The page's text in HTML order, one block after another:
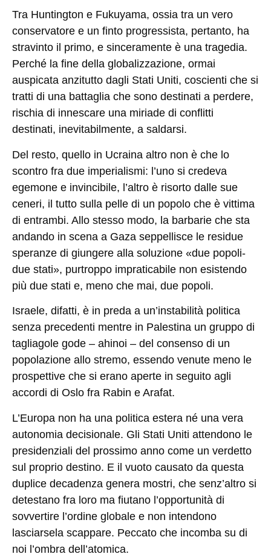
Tra Huntington e Fukuyama, ossia tra un vero
conservatore e un finto progressista, pertanto, ha
stravinto il primo, e sinceramente è una tragedia.
Perché la fine della globalizzazione, ormai
auspicata anzitutto dagli Stati Uniti, coscienti che si
tratti di una battaglia che sono destinati a perdere,
rischia di innescare una miriade di conflitti
destinati, inevitabilmente, a saldarsi.
Del resto, quello in Ucraina altro non è che lo
scontro fra due imperialismi: l’uno si credeva
egemone e invincibile, l’altro è risorto dalle sue
ceneri, il tutto sulla pelle di un popolo che è vittima
di entrambi. Allo stesso modo, la barbarie che sta
andando in scena a Gaza seppellisce le residue
speranze di giungere alla soluzione «due popoli-
due stati», purtroppo impraticabile non esistendo
più due stati e, meno che mai, due popoli.
Israele, difatti, è in preda a un’instabilità politica
senza precedenti mentre in Palestina un gruppo di
tagliagole gode – ahinoi – del consenso di un
popolazione allo stremo, essendo venute meno le
prospettive che si erano aperte in seguito agli
accordi di Oslo fra Rabin e Arafat.
L’Europa non ha una politica estera né una vera
autonomia decisionale. Gli Stati Uniti attendono le
presidenziali del prossimo anno come un verdetto
sul proprio destino. E il vuoto causato da questa
duplice decadenza genera mostri, che senz’altro si
detestano fra loro ma fiutano l’opportunità di
sovvertire l’ordine globale e non intendono
lasciarsela scappare. Peccato che incomba su di
noi l’ombra dell’atomica.